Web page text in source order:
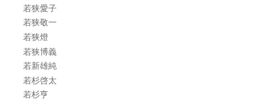
若狭愛子
若狭敬一
若狭燈
若狭博義
若新雄純
若杉啓太
若杉亨